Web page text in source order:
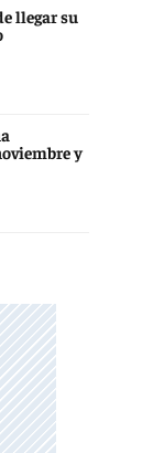
llegar su
y